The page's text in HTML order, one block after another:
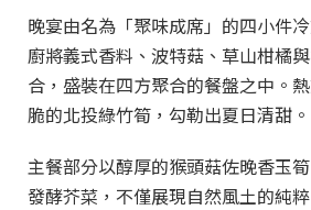
晚宴由名為「聚味成席」的四小件
廚將義式香料、波特菇、草山柑橘
合，盛裝在四方聚合的餐盤之中。
脆的北投綠竹筍，勾勒出夏日清甜。
主餐部分以醇厚的猴頭菇佐晚香玉
發酵芥菜，不僅展現自然風土的純